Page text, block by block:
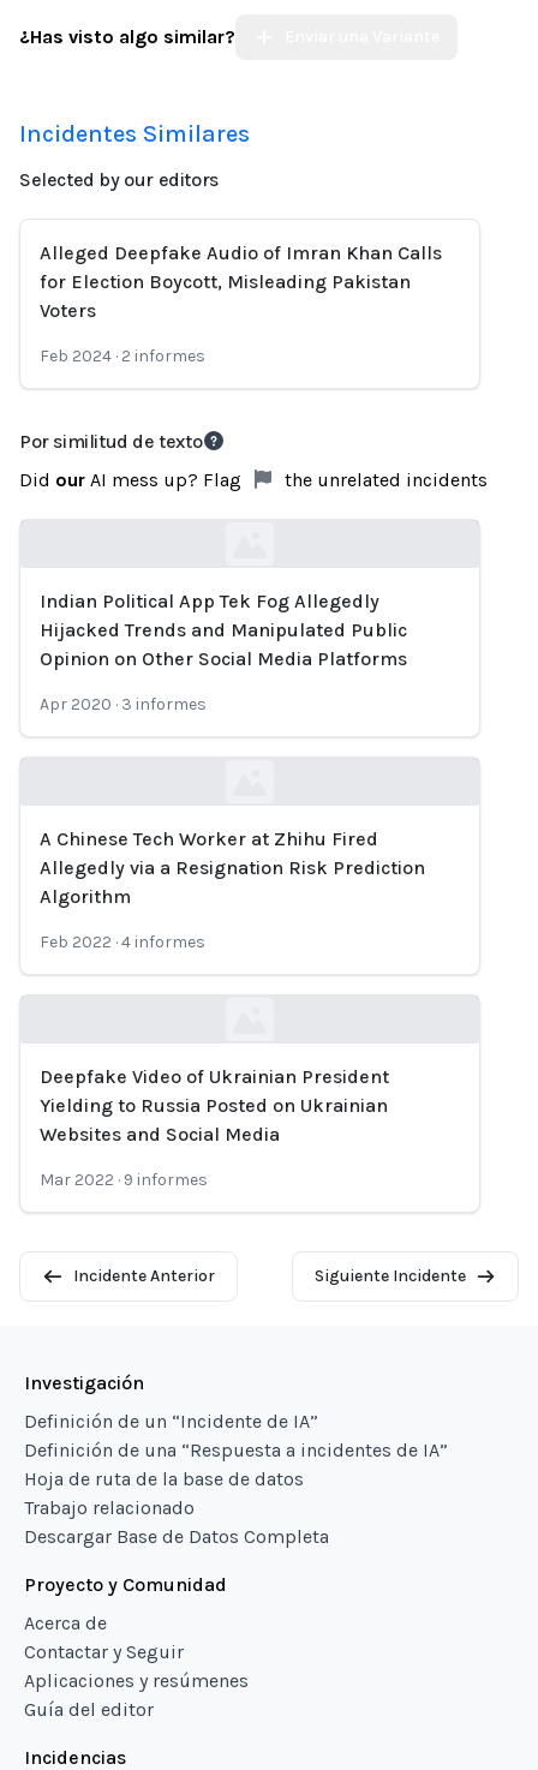
¿Has visto algo similar?
Incidentes Similares
Selected by our editors
Alleged Deepfake Audio of Imran Khan Calls
for Election Boycott, Misleading Pakistan
Voters
Feb 2024 · 2 informes
Por similitud de texto
Did our AI mess up? Flag the unrelated incidents
Loading...
Indian Political App Tek Fog Allegedly
Hijacked Trends and Manipulated Public
Opinion on Other Social Media Platforms
Apr 2020 · 3 informes
Loading...
A Chinese Tech Worker at Zhihu Fired
Allegedly via a Resignation Risk Prediction
Algorithm
Feb 2022 ·4 informes
Loading...
Deepfake Video of Ukrainian President
Yielding to Russia Posted on Ukrainian
Websites and Social Media
Mar 2022 · 9 informes
Incidente Anterior Siguiente Incidente
Investigación
Definición de un “Incidente de IA”
Definición de una “Respuesta a incidentes de IA”
Hoja de ruta de la base de datos
Trabajo relacionado
Descargar Base de Datos Completa
Proyecto y Comunidad
Acerca de
Contactar y Seguir
Aplicaciones y resúmenes
Guía del editor
Incidencias